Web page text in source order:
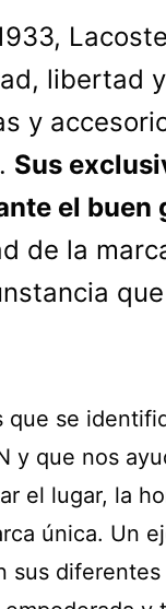
libertad
y
Sus
el buen
de la
que se
y que nos
el lugar, la
única. Un
sus